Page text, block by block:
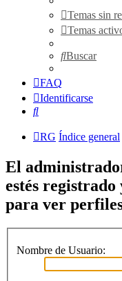
Temas sin
Temas
Buscar
FAQ
Identificarse
Buscar
RG Índice general
El
estés
para ver
Nombre de Usuario: